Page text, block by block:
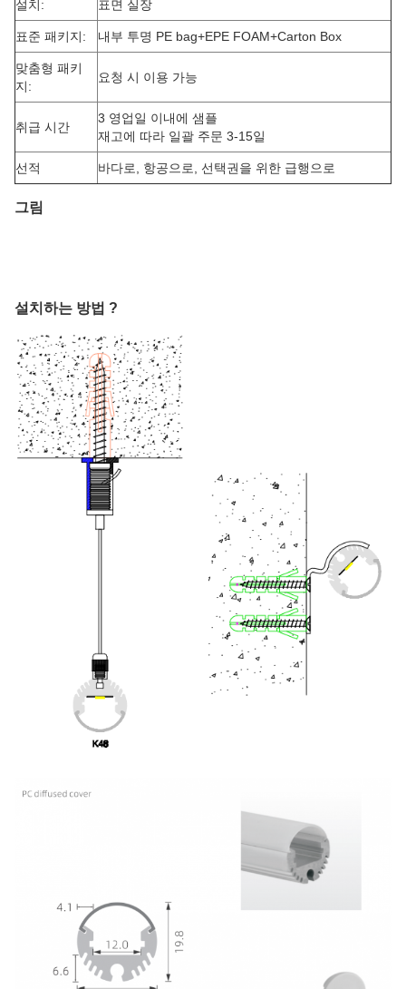
설치: 표면 실장
표준 패키지: 내부 투명 PE bag+EPE FOAM+Carton Box
맞춤형 패키
지:
요청 시 이용 가능
취급 시간
3 영업일 이내에 샘플
재고에 따라 일괄 주문 3-15일
선적 바다로, 항공으로, 선택권을 위한 급행으로
그림
설치하는 방법 ?